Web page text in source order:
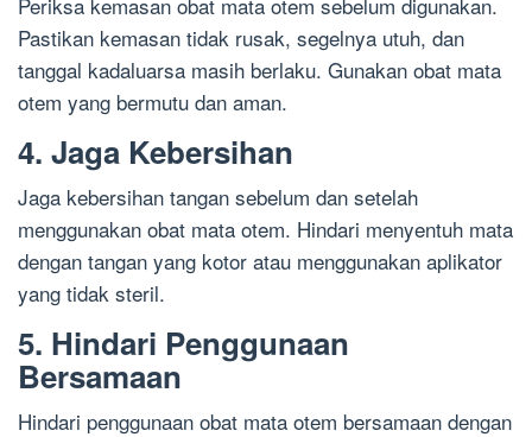
Pastikan kemasan tidak rusak, segelnya utuh, dan
tanggal kadaluarsa masih berlaku. Gunakan obat mata
otem yang bermutu dan aman.
4. Jaga Kebersihan
Jaga kebersihan tangan sebelum dan setelah
menggunakan obat mata otem. Hindari menyentuh mata
dengan tangan yang kotor atau menggunakan aplikator
yang tidak steril.
5. Hindari Penggunaan
Bersamaan
Hindari penggunaan obat mata otem bersamaan dengan